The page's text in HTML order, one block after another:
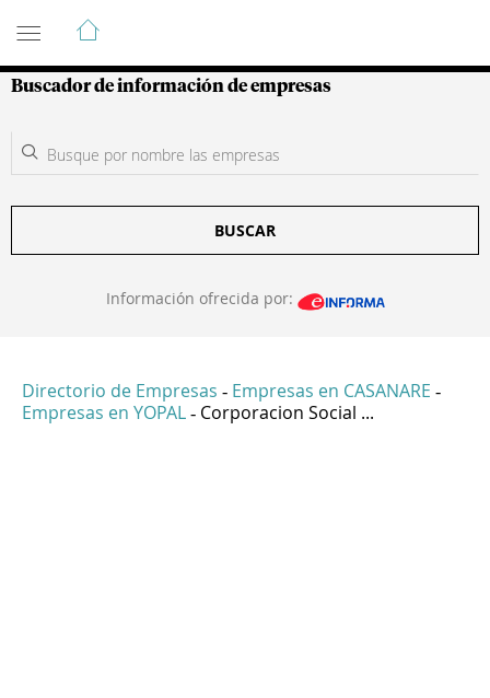
Guía de Empresas Colombianas
Buscador de información de empresas
BUSCAR
Información ofrecida por:
Directorio de Empresas - Empresas en CASANARE -
Empresas en YOPAL - Corporacion Social ...